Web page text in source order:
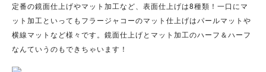
定番の鏡面仕上げやマット加工など、表面仕上げは8種類！一口にマ
ット加工といってもフラージャコーのマット仕上げはパールマットや
横線マットなど様々です。鏡面仕上げとマット加工のハーフ＆ハーフ
なんていうのもできちゃいます！